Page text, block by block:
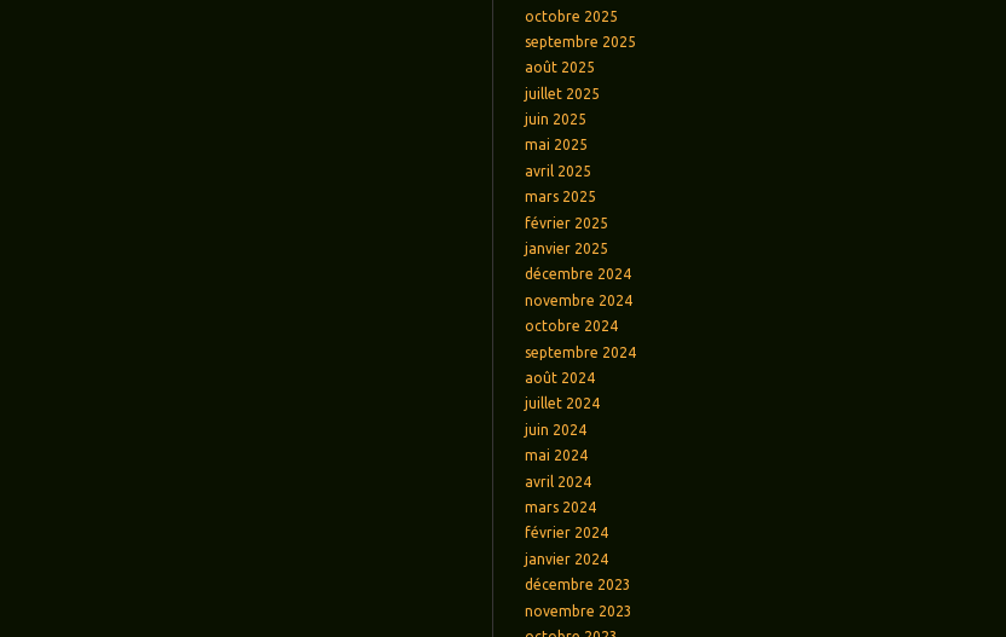
octobre 2025
septembre 2025
août 2025
juillet 2025
juin 2025
mai 2025
avril 2025
mars 2025
février 2025
janvier 2025
décembre 2024
novembre 2024
octobre 2024
septembre 2024
août 2024
juillet 2024
juin 2024
mai 2024
avril 2024
mars 2024
février 2024
janvier 2024
décembre 2023
novembre 2023